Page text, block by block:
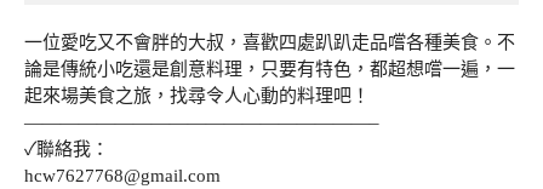
一位愛吃又不會胖的大叔，喜歡四處趴趴走品嚐各種美食。不
論是傳統小吃還是創意料理，只要有特色，都超想嚐一遍，一
起來場美食之旅，找尋令人心動的料理吧！
———————————————————–
✓聯絡我：
hcw7627768@gmail.com